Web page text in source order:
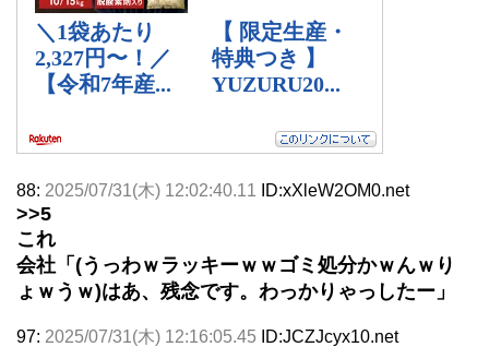
88: 2025/07/31(木) 12:02:40.11 ID:xXleW2OM0.net
>>5
これ
会社「(うっわｗラッキーｗｗゴミ処分かｗんｗり
ょｗうｗ)はあ、残念です。わっかりゃっしたー」
97: 2025/07/31(木) 12:16:05.45 ID:JCZJcyx10.net